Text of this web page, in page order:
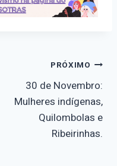
PRÓXIMO
30 de Novembro:
Mulheres indígenas,
Quilombolas e
Ribeirinhas.